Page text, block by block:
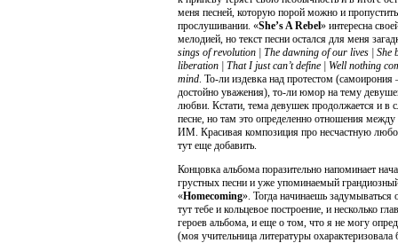
меня песней, которую порой можно и
прослушивании. «She’s A Rebel» интересна
мелодией, но текст песни остался для меня
sings of revolution | The dawning of our lives | She
liberation | That I just can’t define | Well nothing
mind. То-ли издевка над протестом (самоирония
достойно уважения), то-ли юмор на тему
любви. Кстати, тема девушек продолжается и в
песне, но там это определенно отношения
ИМ. Красивая композиция про несчастную
тут еще добавить.
Концовка альбома поразительно напоминает
грустных песни и уже упоминаемый
«Homecoming». Тогда начинаешь задумываться
тут тебе и кольцевое построение, и несколько
героев альбома, и еще о том, что я не могу
(моя учительница литературы